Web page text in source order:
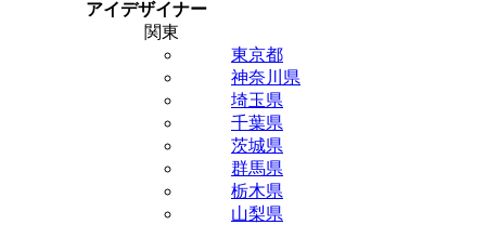
アイデザイナー
関東
東京都
神奈川県
埼玉県
千葉県
茨城県
群馬県
栃木県
山梨県